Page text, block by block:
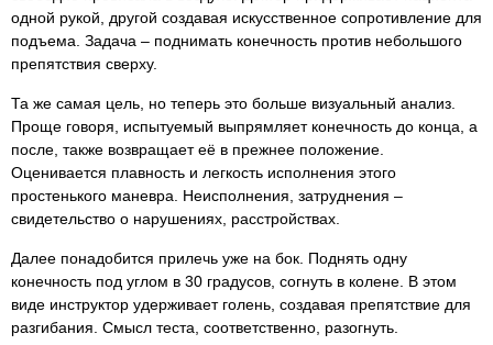
одной рукой, другой создавая искусственное сопротивление для
подъема. Задача – поднимать конечность против небольшого
препятствия сверху.
Та же самая цель, но теперь это больше визуальный анализ.
Проще говоря, испытуемый выпрямляет конечность до конца, а
после, также возвращает её в прежнее положение.
Оценивается плавность и легкость исполнения этого
простенького маневра. Неисполнения, затруднения –
свидетельство о нарушениях, расстройствах.
Далее понадобится прилечь уже на бок. Поднять одну
конечность под углом в 30 градусов, согнуть в колене. В этом
виде инструктор удерживает голень, создавая препятствие для
разгибания. Смысл теста, соответственно, разогнуть.